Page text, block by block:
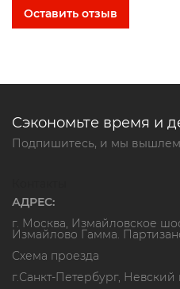
Оставить отзыв
Сэкономьте время и
Подпишитесь, и мы
АДРЕС:
г. Москва, Измайловское
Измайлово Гамма.
Схема проезда
г.Санкт-Петербург, Невский